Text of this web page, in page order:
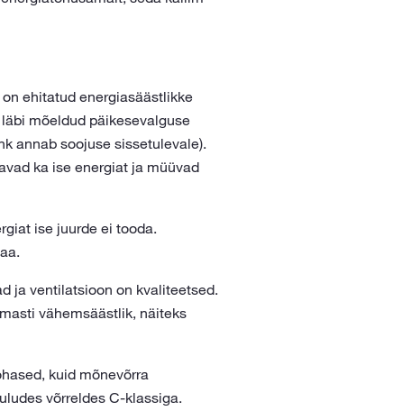
ehitatud energiasäästlikke
mõeldud päikesevalguse
annab soojuse sissetulevale).
ka ise energiat ja müüvad
ise juurde ei tooda.
ja ventilatsioon on kvaliteetsed.
vähemsäästlik, näiteks
kuid mõnevõrra
võrreldes C-klassiga.